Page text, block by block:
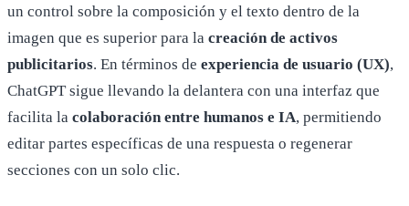
un control sobre la composición y el texto dentro de la
imagen que es superior para la creación de activos
publicitarios. En términos de experiencia de usuario (UX),
ChatGPT sigue llevando la delantera con una interfaz que
facilita la colaboración entre humanos e IA, permitiendo
editar partes específicas de una respuesta o regenerar
secciones con un solo clic.